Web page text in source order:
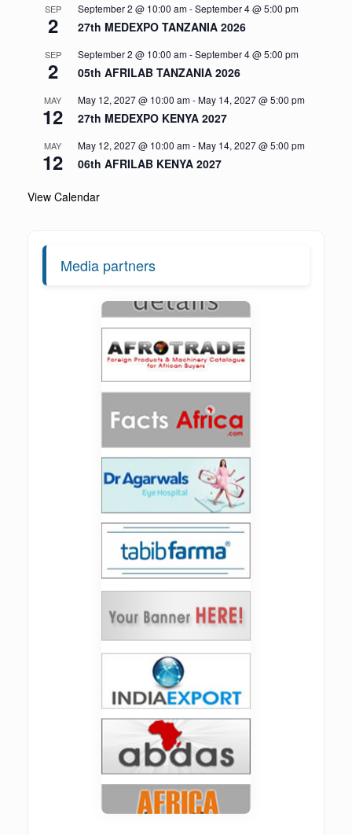
SEP
2
September 2 @ 10:00 am-September 4 @ 5:00 pm
27th MEDEXPO TANZANIA 2026
SEP
2
September 2 @ 10:00 am-September 4 @ 5:00 pm
05th AFRILAB TANZANIA 2026
MAY
12
May 12, 2027 @ 10:00 am-May 14, 2027 @ 5:00 pm
27th MEDEXPO KENYA 2027
MAY
12
May 12, 2027 @ 10:00 am-May 14, 2027 @ 5:00 pm
06th AFRILAB KENYA 2027
View Calendar
Media partners